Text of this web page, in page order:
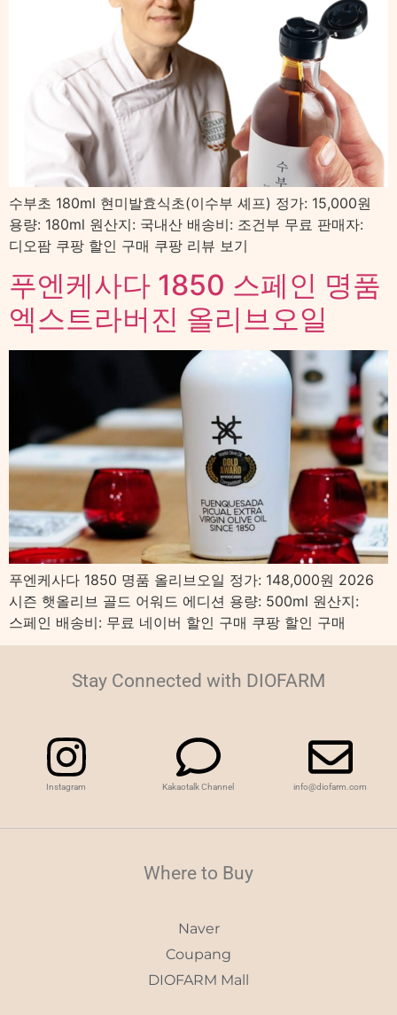
수부초 180ml 현미발효식초(이수부 셰프) 정가: 15,000원
용량: 180ml 원산지: 국내산 배송비: 조건부 무료 판매자:
디오팜 쿠팡 할인 구매 쿠팡 리뷰 보기
푸엔케사다 1850 스페인 명품
엑스트라버진 올리브오일
푸엔케사다 1850 명품 올리브오일 정가: 148,000원 2026
시즌 햇올리브 골드 어워드 에디션 용량: 500ml 원산지:
스페인 배송비: 무료 네이버 할인 구매 쿠팡 할인 구매
Stay Connected with DIOFARM
Instagram Kakaotalk Channel info@diofarm.com
Where to Buy
Naver
Coupang
DIOFARM Mall